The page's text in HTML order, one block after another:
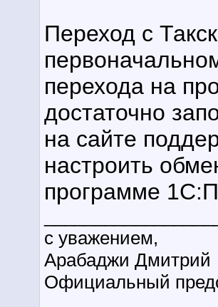
Переход с
перехода на
достаточно
на сайте
настроить
программе
с уважением,
Арабаджи Дмитрий
Официальный